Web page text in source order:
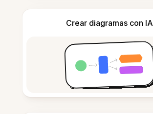
Crear diagramas con IA